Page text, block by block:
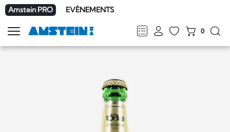
Amstein PRO EVÈNEMENTS
FRDEENIT
0
Afficher
la